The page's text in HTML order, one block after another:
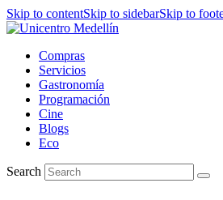
Skip to contentSkip to sidebarSkip to
Compras
Servicios
Gastronomía
Programación
Cine
Blogs
Eco
Search